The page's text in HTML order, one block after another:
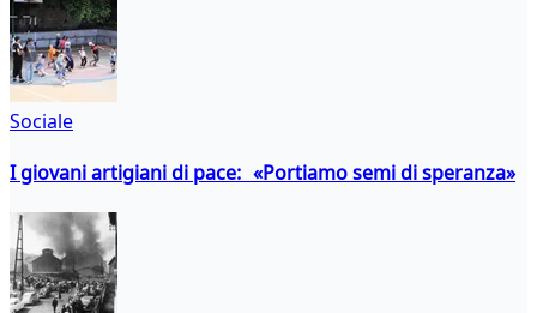
Sociale
I giovani artigiani di pace: «Portiamo semi di speranza»